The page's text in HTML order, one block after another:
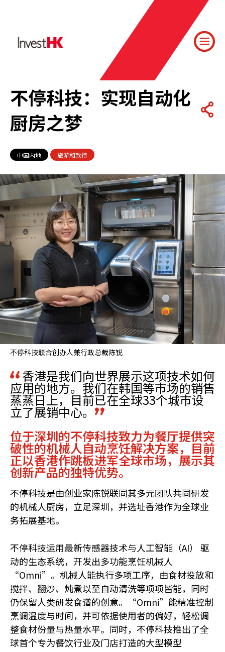
不停科技：实现自动化
厨房之梦
中国内地 旅游和款待
不停科技联合创办人兼行政总裁陈锐
香港是我们向世界展示这项技术如何
应用的地方。我们在韩国等市场的销售
蒸蒸日上，目前已在全球33个城市设
立了展销中心。
位于深圳的不停科技致力为餐厅提供突
破性的机械人自动烹饪解决方案，目前
正以香港作跳板进军全球市场，展示其
创新产品的独特优势。
不停科技是由创业家陈锐联同其多元团队共同研发
的机械人厨房，立足深圳，并选址香港作为全球业
务拓展基地。
不停科技运用最新传感器技术与人工智能（AI） 驱
动的生态系统，开发出多功能烹饪机械人
“Omni”。机械人能执行多项工序，由食材投放和
搅拌、翻炒、炖煮以至自动清洗等项项皆能，同时
仍保留人类研发食谱的创意。“Omni”能精准控制
烹调温度与时间，并可依据使用者的偏好，轻松调
整食材份量与热量水平。同时，不停科技推出了全
球首个专为餐饮行业及门店打造的大型模型